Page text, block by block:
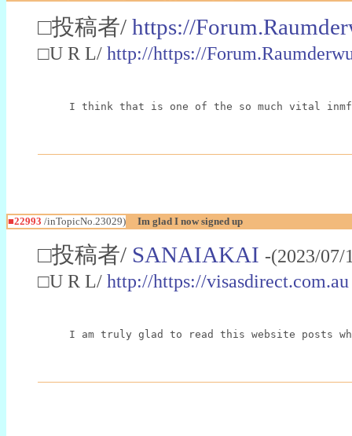
□投稿者/ https://
□U R L/ http://https://
I think that is one of the so much vital
■22993 /inTopicNo.23029) Im glad I now signed up
□投稿者/ SANAIAKAI -(2023/
□U R L/ http://https://visasdirect.com.au
I am truly glad to read this website posts